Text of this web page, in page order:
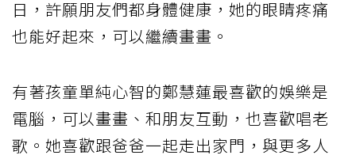
日，許願朋友們都身體健康，她的眼睛疼痛
也能好起來，可以繼續畫畫。
有著孩童單純心智的鄭慧蓮最喜歡的娛樂是
電腦，可以畫畫、和朋友互動，也喜歡唱老
歌。她喜歡跟爸爸一起走出家門，與更多人